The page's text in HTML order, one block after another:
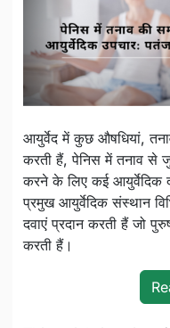
आयुर्वेद में कुछ औषधियां,
करती हैं, पेनिस में तनाव से
करने के लिए कई आयुर्वेदिक
प्रमुख आयुर्वेदिक संस्थान
दवाएं प्रदान करती हैं जो
करती हैं।